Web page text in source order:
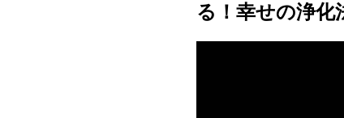
る！ 幸せの浄化